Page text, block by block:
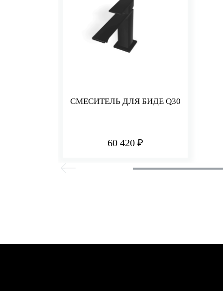
СМЕСИТЕЛЬ ДЛЯ БИДЕ Q30
60 420 ₽